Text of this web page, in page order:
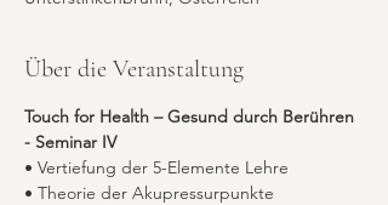
Über die Veranstaltung
Touch for Health – Gesund durch Berühren
- Seminar IV
• Vertiefung der 5-Elemente Lehre
• Theorie der Akupressurpunkte